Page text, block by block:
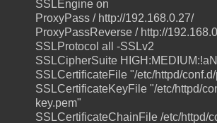
SSLEngine on
ProxyPass / http://192.168.0.27/
ProxyPassReverse / http://
SSLProtocol all -SSLv2
SSLCipherSuite
SSLCertificateFile "/etc/httpd/
SSLCertificateKeyFile "/etc/httpd/
key.pem"
SSLCertificateChainFile /etc/httpd/